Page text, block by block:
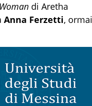
di Aretha
Anna Ferzetti, ormai